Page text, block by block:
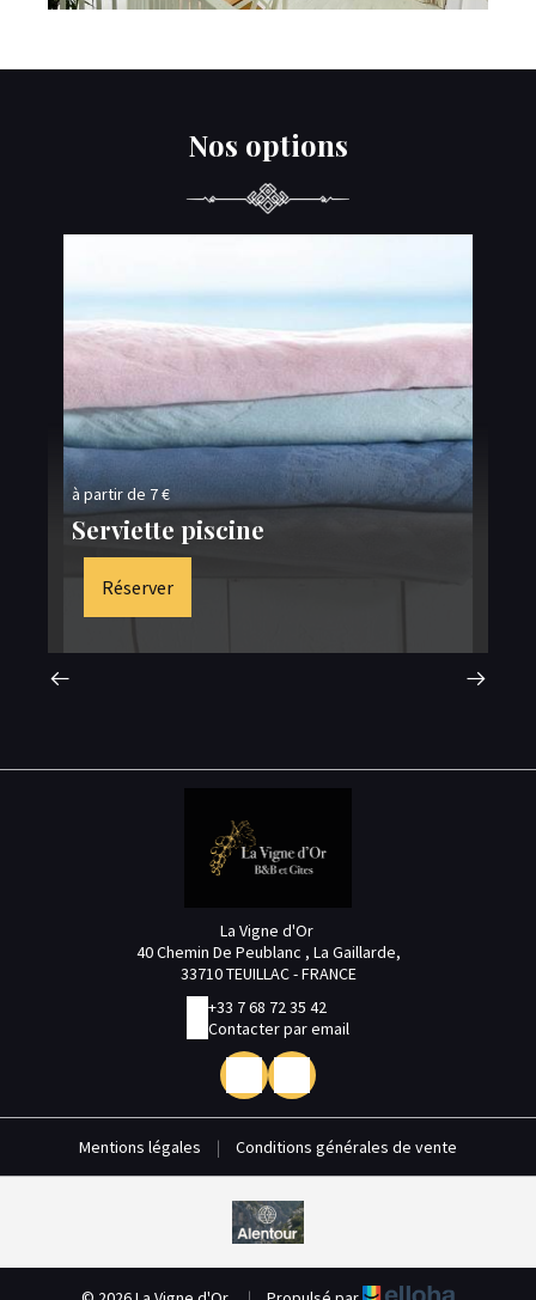
Nos options
à partir de 7 €
Serviette piscine
Réserver
La Vigne d'Or
40 Chemin De Peublanc , La Gaillarde,
33710 TEUILLAC - FRANCE
+33 7 68 72 35 42
Contacter par email
Mentions légales | Conditions générales de vente